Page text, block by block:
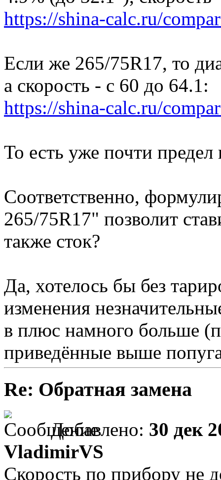
https://shina-calc.ru/
Если же 265/75R17, то
а скорость - с 60 до 64.1:
https://shina-calc.ru/
То есть уже почти
Соответственно,
265/75R17" позволит
также сток?
Да, хотелось бы без
изменения
в плюс намного больше
приведённые выше
Re: Обратная замена
Добавлено: 30 дек
VladimirVS
Скорость по прибору не